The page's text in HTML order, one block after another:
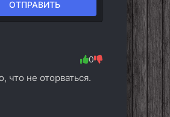
ОТПРАВИТЬ
0
что не оторваться.